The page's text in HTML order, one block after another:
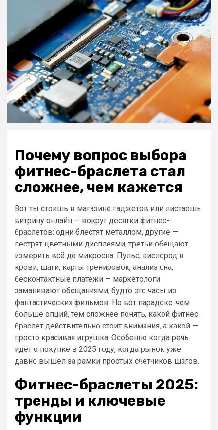
Почему вопрос выбора
фитнес-браслета стал
сложнее, чем кажется
Вот ты стоишь в магазине гаджетов или листаешь
витрину онлайн — вокруг десятки фитнес-
браслетов: одни блестят металлом, другие —
пестрят цветными дисплеями, третьи обещают
измерить всё до микросна. Пульс, кислород в
крови, шаги, карты тренировок, анализ сна,
бесконтактные платежи — маркетологи
заманивают обещаниями, будто это часы из
фантастических фильмов. Но вот парадокс: чем
больше опций, тем сложнее понять, какой фитнес-
браслет действительно стоит внимания, а какой —
просто красивая игрушка. Особенно когда речь
идёт о покупке в 2025 году, когда рынок уже
давно вышел за рамки простых счётчиков шагов.
Фитнес-браслеты 2025:
тренды и ключевые
функции